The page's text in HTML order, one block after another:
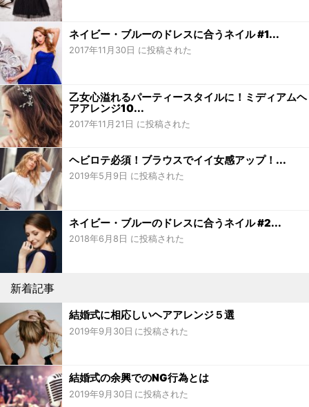
ネイビー・ブルーのドレスに合うネイル #1...
2017年11月30日 に投稿された
乙女心溢れるパーティースタイルに！ミディアムヘ
アアレンジ10...
2017年11月21日 に投稿された
ヘビロテ必須！ブラウスでイイ女感アップ！...
2019年5月9日 に投稿された
ネイビー・ブルーのドレスに合うネイル #2...
2018年6月8日 に投稿された
新着記事
結婚式に相応しいヘアアレンジ５選
2019年9月30日
結婚式の余興でのNG行為とは
2019年9月30日